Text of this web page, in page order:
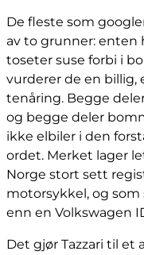
De fleste som
av to grunner: enten
toseter suse forbi i
vurderer de en
tenåring. Begge
og begge deler
ikke elbiler i den
ordet. Merket lager
Norge stort sett
motorsykkel, og
enn en Volkswagen
Det gjør Tazzari til et